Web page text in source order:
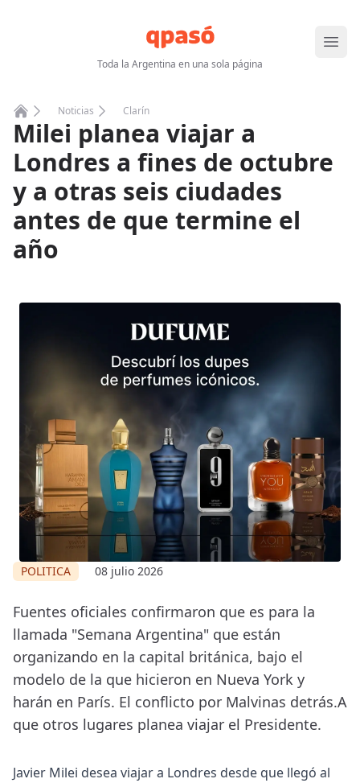
Toda la Argentina en una sola página
Abrir
Home
Noticias Clarín
Milei planea viajar a
Londres a fines de octubre
y a otras seis ciudades
antes de que termine el
año
POLITICA 08 julio 2026
Fuentes oficiales confirmaron que es para la
llamada "Semana Argentina" que están
organizando en la capital británica, bajo el
modelo de la que hicieron en Nueva York y
harán en París. El conflicto por Malvinas detrás.A
que otros lugares planea viajar el Presidente.
Javier Milei desea viajar a Londres desde que llegó al